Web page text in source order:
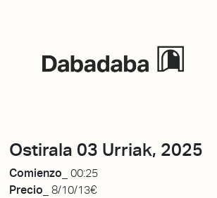
Ostirala 03 Urriak, 2025
Comienzo_ 00:25
Precio_ 8/10/13€